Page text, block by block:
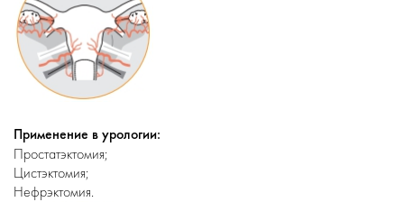
Применение в урологии:
Простатэктомия;
Цистэктомия;
Нефрэктомия.